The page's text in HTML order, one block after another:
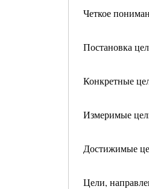
Четкое
Постановка
Конкретные
Измеримые
Достижимые
Цели,